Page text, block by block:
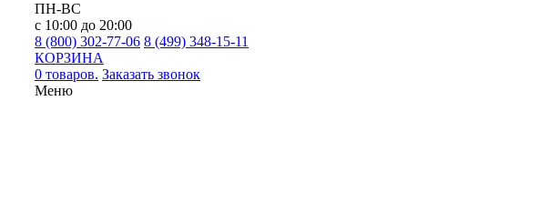
ПН-ВС
с 10:00 до 20:00
8 (800) 302-77-06 8 (499) 348-15-11
КОРЗИНА
0 товаров. Заказать звонок
Меню